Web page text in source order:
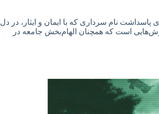
نام سرداری که با ایمان و ایثار، در دل
است که همچنان الهام‌بخش جامعه در